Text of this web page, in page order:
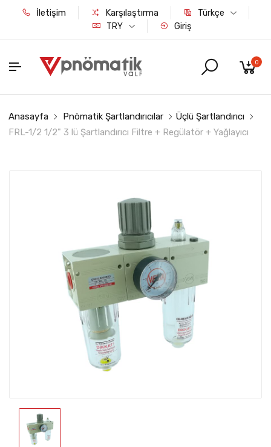
İletişim Karşılaştırma
Türkçe
TRY
Giriş
0
Anasayfa Pnömatik Şartlandırıcılar
Üçlü Şartlandırıcı
FRL-1/2 1/2" 3 lü Şartlandırıcı Filtre + Regülatör + Yağlayıcı